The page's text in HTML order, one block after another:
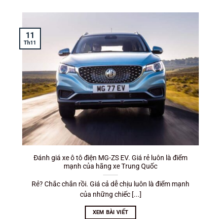
Đánh giá xe ô tô điện MG-ZS EV. Giá rẻ luôn là điểm
mạnh của hãng xe Trung Quốc
Rẻ? Chắc chắn rồi. Giá cả dễ chịu luôn là điểm mạnh
của những chiếc [...]
XEM BÀI VIẾT
11
Th11